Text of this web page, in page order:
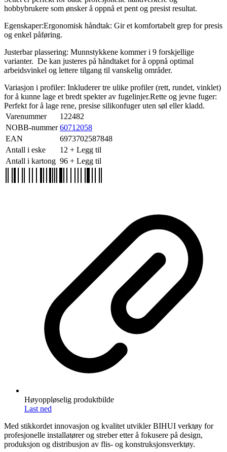
hobbybrukere som ønsker å oppnå et pent og presist resultat.
Egenskaper:Ergonomisk håndtak: Gir et komfortabelt grep for presis
og enkel påføring.
Justerbar plassering: Munnstykkene kommer i 9 forskjellige
varianter. De kan justeres på håndtaket for å oppnå optimal
arbeidsvinkel og lettere tilgang til vanskelig områder.
Variasjon i profiler: Inkluderer tre ulike profiler (rett, rundet, vinklet)
for å kunne lage et bredt spekter av fugelinjer.Rette og jevne fuger:
Perfekt for å lage rene, presise silikonfuger uten søl eller kladd.
Varenummer
122482
NOBB-nummer 60712058
EAN
6973702587848
Antall i eske
12 + Legg til
Antall i kartong 96 + Legg til
Høyoppløselig produktbilde
Last ned
Med stikkordet innovasjon og kvalitet utvikler BIHUI verktøy for
profesjonelle installatører og streber etter å fokusere på design,
produksjon og distribusjon av flis- og konstruksjonsverktøy.